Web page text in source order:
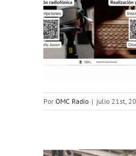
Por OMC Radio | julio 21st,